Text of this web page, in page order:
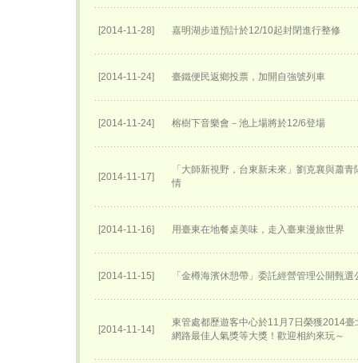
[2014-11-28] 嘉明湖步道預計於12/10起封閉進行整修
[2014-11-24] 臺鐵便民返鄉投票，加開自強號列車
[2014-11-24] 榕樹下音樂會－池上場將於12/6登場
[2014-11-17]
「大師新視野，台東新未來」劉克襄與蕭
情
[2014-11-16] 用臺東在地餐桌美味，走入臺東漫旅世界
[2014-11-15] 「金樽海濱休憩帶」委託經營管理公開甄選
[2014-11-14]
東管處都歷遊客中心於11月7日榮獲2014
網路最佳人氣獎等大獎！歡迎相約來玩～